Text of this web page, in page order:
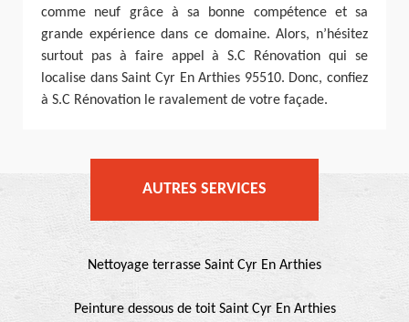
comme neuf grâce à sa bonne compétence et sa
grande expérience dans ce domaine. Alors, n’hésitez
surtout pas à faire appel à S.C Rénovation qui se
localise dans Saint Cyr En Arthies 95510. Donc, confiez
à S.C Rénovation le ravalement de votre façade.
AUTRES SERVICES
Nettoyage terrasse Saint Cyr En Arthies
Peinture dessous de toit Saint Cyr En Arthies